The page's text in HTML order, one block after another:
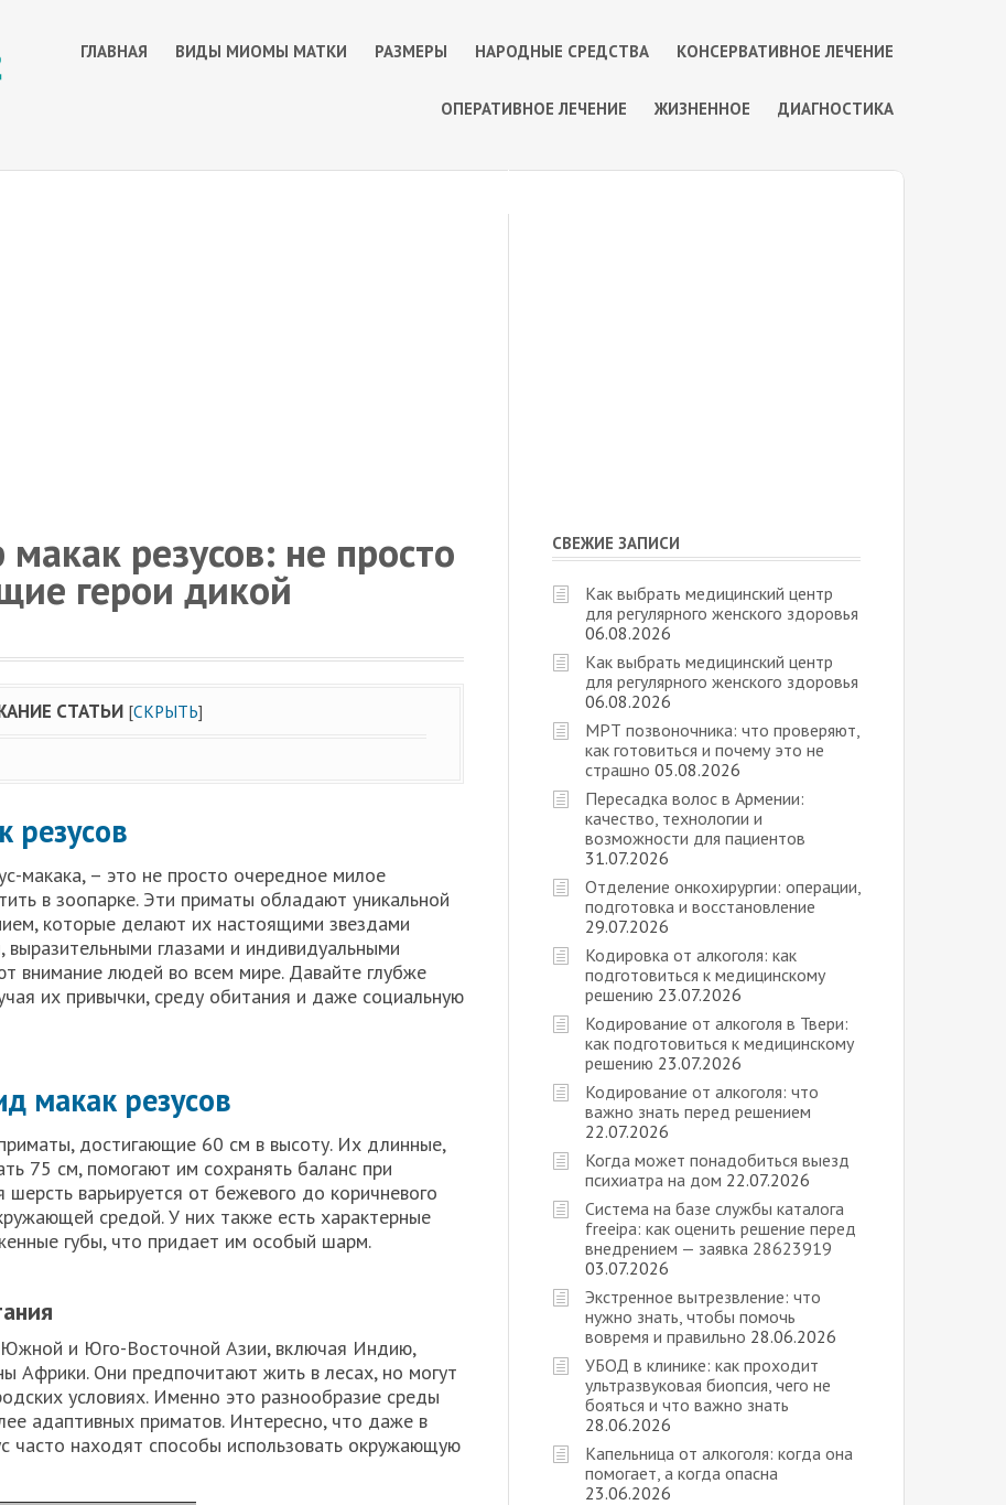
ГЛАВНАЯ ВИДЫ МИОМЫ МАТКИ РАЗМЕРЫ НАРОДНЫЕ СРЕДСТВА КОНСЕРВАТИВНОЕ ЛЕЧЕНИЕ
ОПЕРАТИВНОЕ ЛЕЧЕНИЕ ЖИЗНЕННОЕ ДИАГНОСТИКА
резусов: не просто
герои дикой
СТАТЬИ [СКРЫТЬ]
резусов
макака, – это не просто очередное милое
в зоопарке. Эти приматы обладают уникальной
которые делают их настоящими звездами
глазами и индивидуальными
внимание людей во всем мире. Давайте глубже
их привычки, среду обитания и даже социальную
макак резусов
достигающие 60 см в высоту. Их длинные,
75 см, помогают им сохранять баланс при
варьируется от бежевого до коричневого
средой. У них также есть характерные
губы, что придает им особый шарм.
Южной и Юго-Восточной Азии, включая Индию,
Африки. Они предпочитают жить в лесах, но могут
условиях. Именно это разнообразие среды
адаптивных приматов. Интересно, что даже в
часто находят способы использовать окружающую
СВЕЖИЕ ЗАПИСИ
Как выбрать медицинский центр
для регулярного женского здоровья
06.08.2026
Как выбрать медицинский центр
для регулярного женского здоровья
06.08.2026
МРТ позвоночника: что проверяют,
как готовиться и почему это не
страшно 05.08.2026
Пересадка волос в Армении:
качество, технологии и
возможности для пациентов
31.07.2026
Отделение онкохирургии: операции,
подготовка и восстановление
29.07.2026
Кодировка от алкоголя: как
подготовиться к медицинскому
решению 23.07.2026
Кодирование от алкоголя в Твери:
как подготовиться к медицинскому
решению 23.07.2026
Кодирование от алкоголя: что
важно знать перед решением
22.07.2026
Когда может понадобиться выезд
психиатра на дом 22.07.2026
Cистема на базе службы каталога
freeipa: как оценить решение перед
внедрением — заявка 28623919
03.07.2026
Экстренное вытрезвление: что
нужно знать, чтобы помочь
вовремя и правильно 28.06.2026
УБОД в клинике: как проходит
ультразвуковая биопсия, чего не
бояться и что важно знать
28.06.2026
Капельница от алкоголя: когда она
помогает, а когда опасна
23.06.2026